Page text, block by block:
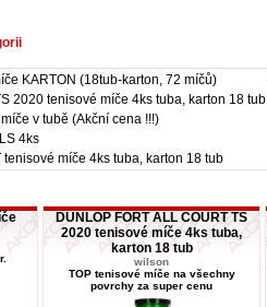
KARTON (18tub-karton, 72 míčů)
2020 tenisové míče 4ks tuba, karton 18 tub
v tubě (Akční cena !!!)
4ks
tenisové míče 4ks tuba, karton 18 tub
DUNLOP FORT ALL COURT TS
2020 tenisové míče 4ks tuba,
karton 18 tub
wilson
TOP tenisové míče na všechny
povrchy za super cenu